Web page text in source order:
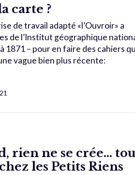
carte ?
de travail adapté «l’Ouvroir» a
de l’Institut géographique
1871 – pour en faire des cahiers
vague bien plus récente:
rien ne se crée…
les Petits Riens